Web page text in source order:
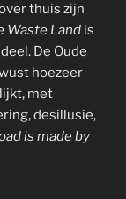
thuis zijn
Waste Land is
De Oude
hoezeer
met
desillusie,
is made by